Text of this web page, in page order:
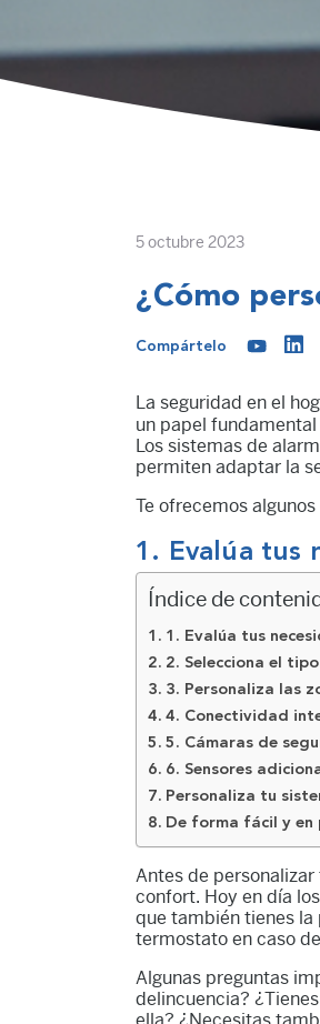
5 octubre 2023
¿Cómo
Compártelo
La seguridad en el
un papel
Los sistemas de
permiten adaptar la
Te ofrecemos
1. Evalúa tus
Índice de
1. Evalúa tus
2. Selecciona el
3. Personaliza las
4. Conectividad
5. Cámaras de
6. Sensores
Personaliza tu
De forma fácil y en
Antes de
confort. Hoy en día
que también tienes
termostato en caso
Algunas preguntas
delincuencia?